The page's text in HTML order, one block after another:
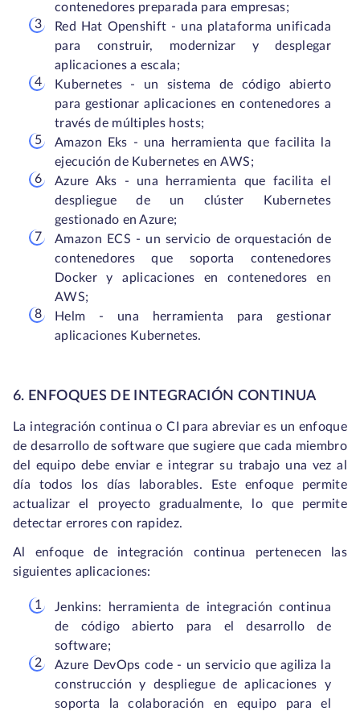
contenedores preparada para empresas;
Red Hat Openshift - una plataforma unificada
para construir, modernizar y desplegar
aplicaciones a escala;
Kubernetes - un sistema de código abierto
para gestionar aplicaciones en contenedores a
través de múltiples hosts;
Amazon Eks - una herramienta que facilita la
ejecución de Kubernetes en AWS;
Azure Aks - una herramienta que facilita el
despliegue de un clúster Kubernetes
gestionado en Azure;
Amazon ECS - un servicio de orquestación de
contenedores que soporta contenedores
Docker y aplicaciones en contenedores en
AWS;
Helm - una herramienta para gestionar
aplicaciones Kubernetes.
6. ENFOQUES DE INTEGRACIÓN CONTINUA
La integración continua o CI para abreviar es un enfoque
de desarrollo de software que sugiere que cada miembro
del equipo debe enviar e integrar su trabajo una vez al
día todos los días laborables. Este enfoque permite
actualizar el proyecto gradualmente, lo que permite
detectar errores con rapidez.
Al enfoque de integración continua pertenecen las
siguientes aplicaciones:
Jenkins: herramienta de integración continua
de código abierto para el desarrollo de
software;
Azure DevOps code - un servicio que agiliza la
construcción y despliegue de aplicaciones y
soporta la colaboración en equipo para el